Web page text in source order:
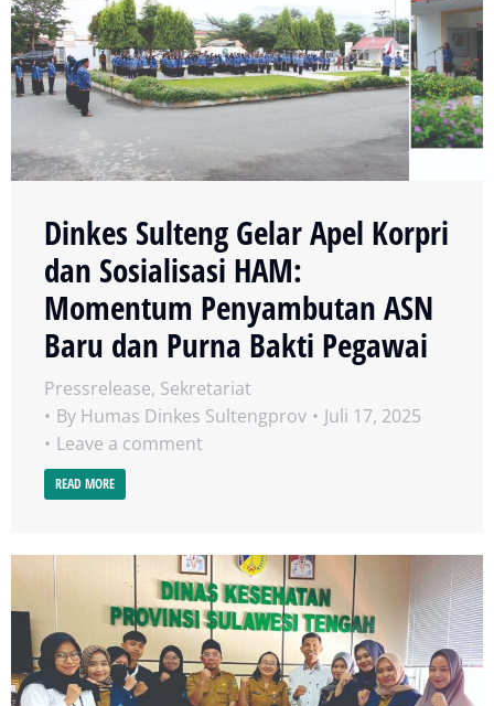
Dinkes Sulteng Gelar Apel Korpri
dan Sosialisasi HAM:
Momentum Penyambutan ASN
Baru dan Purna Bakti Pegawai
Pressrelease, Sekretariat
By Humas Dinkes Sultengprov
Juli 17, 2025
Leave a comment
READ MORE